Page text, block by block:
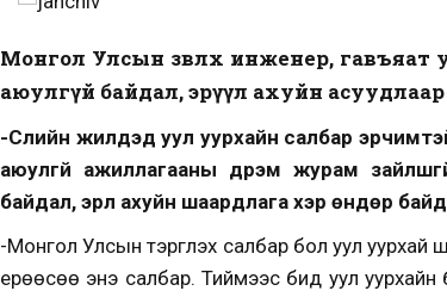
Монгол Улсын зөвлөх инженер,
аюулгүй байдал, эрүүл ахуйн
-Сүүлийн жилүүдэд уул уурхайн салбар
аюулгүй ажиллагааны дүрэм журам
байдал, эрүүл ахуйн шаардлага хэр өндөр
-Монгол Улсын тэргүүлэх салбар бол уул уурхай
ерөөсөө энэ салбар. Тиймээс бид уул уурхайн